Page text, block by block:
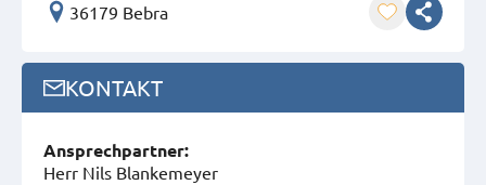
36179 Bebra
KONTAKT
Ansprech­partner:
Herr Nils Blankemeyer